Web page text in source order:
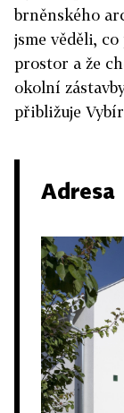
brněnského
jsme věděli,
prostor a že
okolní
přibližuje
Adresa